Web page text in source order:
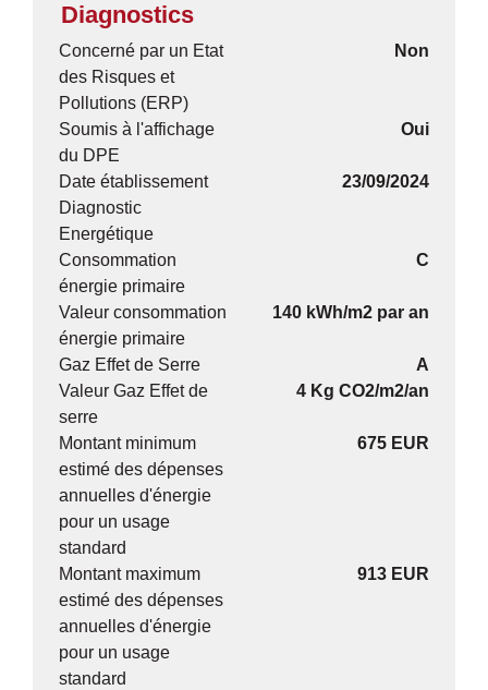
Diagnostics
Concerné par un Etat
des Risques et
Pollutions (ERP)
Non
Soumis à l'affichage
du DPE
Oui
Date établissement
Diagnostic
Energétique
23/09/2024
Consommation
énergie primaire
C
Valeur consommation
énergie primaire
140 kWh/m2 par an
Gaz Effet de Serre
A
Valeur Gaz Effet de
serre
4 Kg CO2/m2/an
Montant minimum
estimé des dépenses
annuelles d'énergie
pour un usage
standard
675 EUR
Montant maximum
estimé des dépenses
annuelles d'énergie
pour un usage
standard
913 EUR